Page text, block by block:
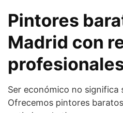
Pintores
Madrid con
Ser económico no significa
Ofrecemos pintores